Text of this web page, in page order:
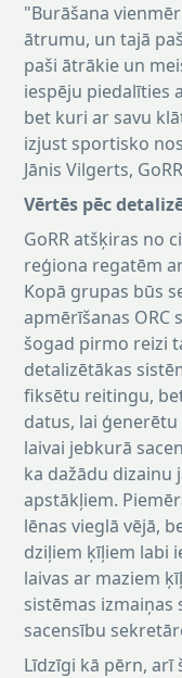
"Burāšana
ātrumu, un tajā
paši ātrākie un
iespēju piedalīties
bet kuri ar savu
izjust sportisko
Jānis Vilgerts,
Vērtēs pēc
GoRR atšķiras no
reģiona regatēm
Kopā grupas būs
apmērīšanas ORC
šogad pirmo reizi
detalizētākas
fiksētu reitingu,
datus, lai
laivai jebkurā
ka dažādu dizainu
apstākļiem.
lēnas vieglā vējā,
dziļiem ķīļiem labi
laivas ar maziem
sistēmas izmaiņas
sacensību
Līdzīgi kā pērn, arī